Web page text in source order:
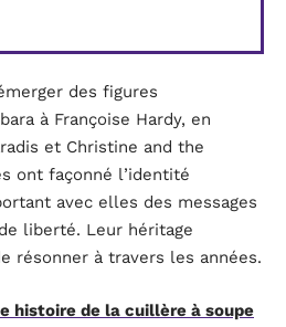
des figures
à Françoise Hardy, en
et Christine and the
ont façonné l’identité
avec elles des messages
liberté. Leur héritage
résonner à travers les années.
histoire de la cuillère à soupe